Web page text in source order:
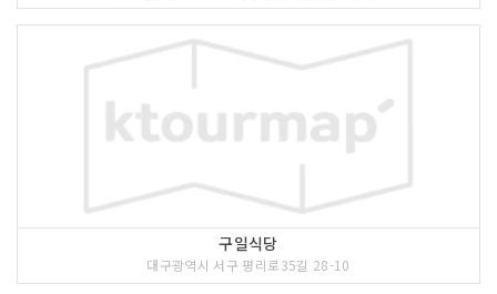
구일식당
대구광역시 서구 평리로35길 28-10